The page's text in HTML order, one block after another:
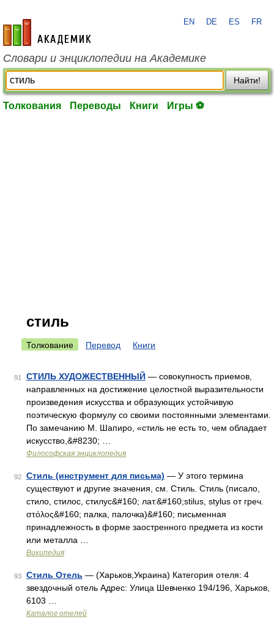
academic.ru
EN DE ES FR
Словари и энциклопедии на Академике
Найти!
Толкования Переводы Книги Игры ⚽
стиль
Толкование Перевод Книги
91 СТИЛЬ ХУДОЖЕСТВЕННЫЙ — совокупность приемов,
направленных на достижение целостной выразительности
произведения искусства и образующих устойчивую
поэтическую формулу со своими постоянными элементами.
По замечанию М. Шапиро, «стиль не есть то, чем обладает
искусство,&#8230; …
Философская энциклопедия
92 Стиль (инструмент для письма) — У этого термина
существуют и другие значения, см. Стиль. Стиль (писало,
стило, стилос, стилус&#160; лат.&#160;stilus, stylus от греч.
στόλος&#160; палка, палочка)&#160; письменная
принадлежность в форме заостренного предмета из кости
или металла …
Википедия
93 Стиль Отель — (Харьков,Украина) Категория отеля: 4
звездочный отель Адрес: Улица Шевченко 194/196, Харьков,
6103 …
Каталог отелей